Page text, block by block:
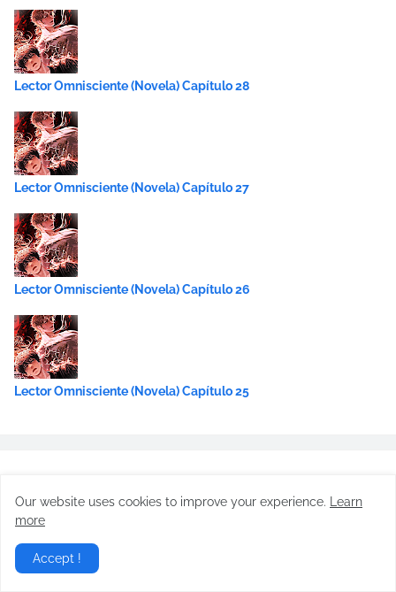
Lector Omnisciente (Novela) Capítulo 28
Lector Omnisciente (Novela) Capítulo 27
Lector Omnisciente (Novela) Capítulo 26
Lector Omnisciente (Novela) Capítulo 25
Report Abuse
Our website uses cookies to improve your experience.
Learn
more
Accept !